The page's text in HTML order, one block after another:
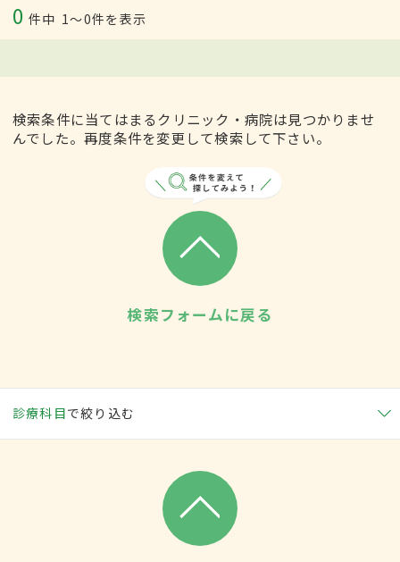
0 件中 1〜0件を表示
検索条件に当てはまるクリニック・病院は見つかりませ
んでした。再度条件を変更して検索して下さい。
検索フォームに戻る
診療科目で絞り込む